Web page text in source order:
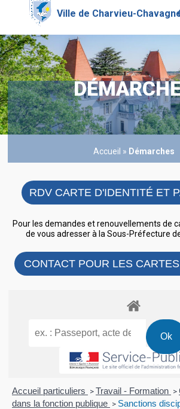
content
Accueil » Démarches
RDV CARTE D'IDENTITÉ ET
Pour les demandes et renouvellements de
de vous adresser à la Sous-Préfecture
CONTACT POUR LES
Accueil particuliers > Travail - Formation >
dans la fonction publique > Sanctions